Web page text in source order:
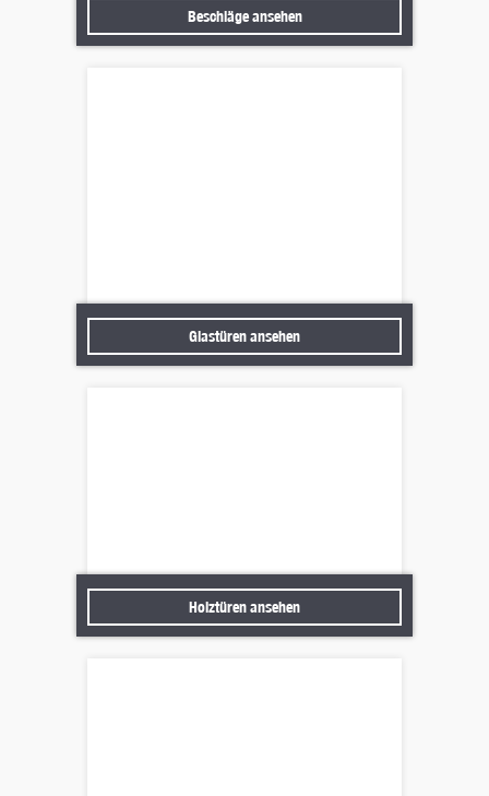
Beschläge ansehen
Beschläge ansehen
Glastüren ansehen
Glastüren ansehen
Holztüren ansehen
Holztüren ansehen